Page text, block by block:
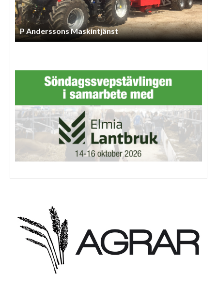
P Anderssons Maskintjänst